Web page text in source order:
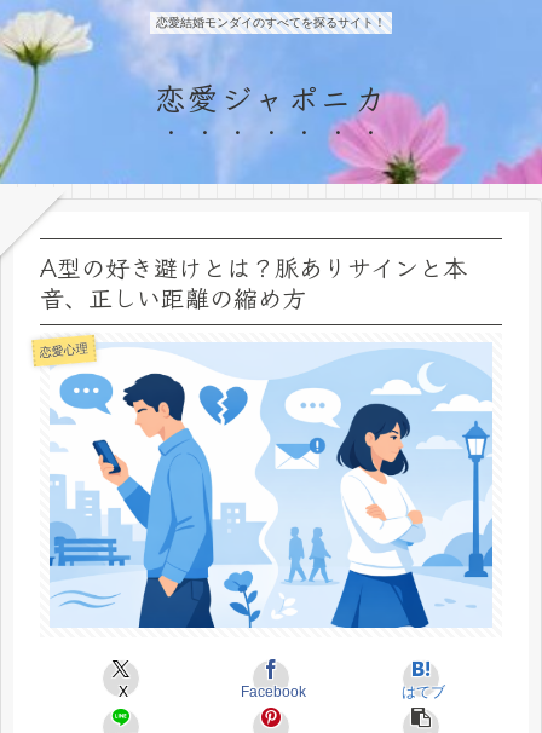
恋愛結婚モンダイのすべてを探るサイト！
恋愛ジャポニカ
A型の好き避けとは？脈ありサインと本
音、正しい距離の縮め方
恋愛心理
X Facebook はてブ